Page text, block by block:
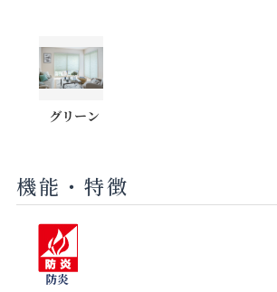
グリーン
機能・特徴
防炎